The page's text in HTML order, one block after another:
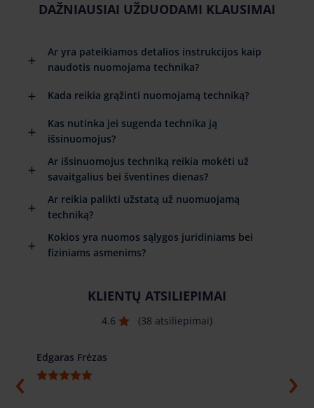
DAŽNIAUSIAI UŽDUODAMI KLAUSIMAI
Ar yra pateikiamos detalios instrukcijos kaip
naudotis nuomojama technika?
Kada reikia grąžinti nuomojamą techniką?
Kas nutinka jei sugenda technika ją
išsinuomojus?
Ar išsinuomojus techniką reikia mokėti už
savaitgalius bei šventines dienas?
Ar reikia palikti užstatą už nuomuojamą
techniką?
Kokios yra nuomos sąlygos juridiniams bei
fiziniams asmenims?
KLIENTŲ ATSILIEPIMAI
4.6 (38 atsiliepimai)
Edgaras Frėzas